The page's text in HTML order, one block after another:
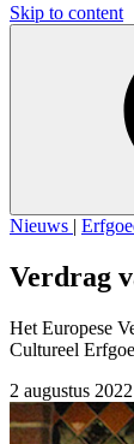
Skip to content
Nieuws |
Verdrag
Het Europese
Cultureel
2 augustus 2022